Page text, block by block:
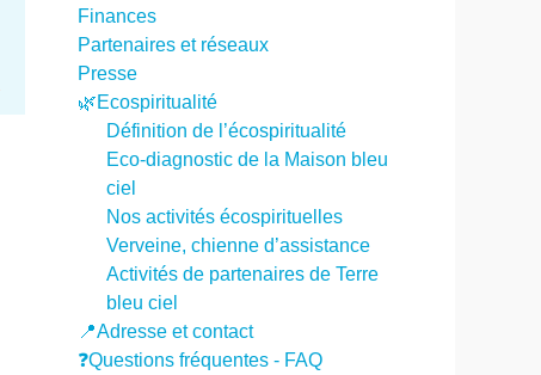
Finances
Partenaires et réseaux
Presse
🌿Ecospiritualité
Définition de l’écospiritualité
Eco-diagnostic de la Maison bleu
ciel
Nos activités écospirituelles
Verveine, chienne d’assistance
Activités de partenaires de Terre
bleu ciel
📍Adresse et contact
❓Questions fréquentes - FAQ